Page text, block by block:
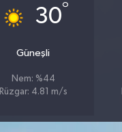
30°
Güneşli
Nem: %44
Rüzgar: 4.81 m/s